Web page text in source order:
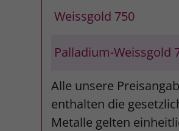
Weissgold 750
Palladium-Weissgold
Alle unsere
enthalten die
Metalle gelten